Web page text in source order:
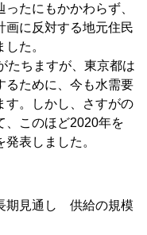
たにもかかわらず、
画に反対する地元住民
た。
ちますが、東京都は
るために、今も水需要
す。しかし、さすがの
、このほど2020年を
表しました。
期見通し 供給の規模